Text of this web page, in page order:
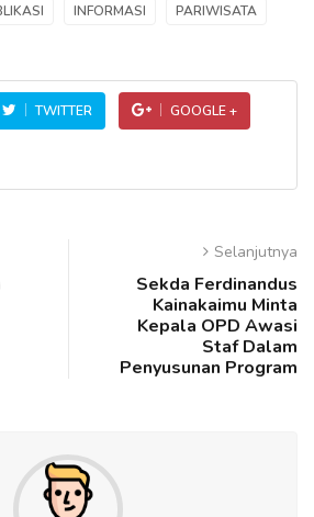
INFORMASI PARIWISATA
TWITTER GOOGLE +
Selanjutnya
Sekda Ferdinandus
Kainakaimu Minta
Kepala OPD Awasi
Staf Dalam
Penyusunan Program